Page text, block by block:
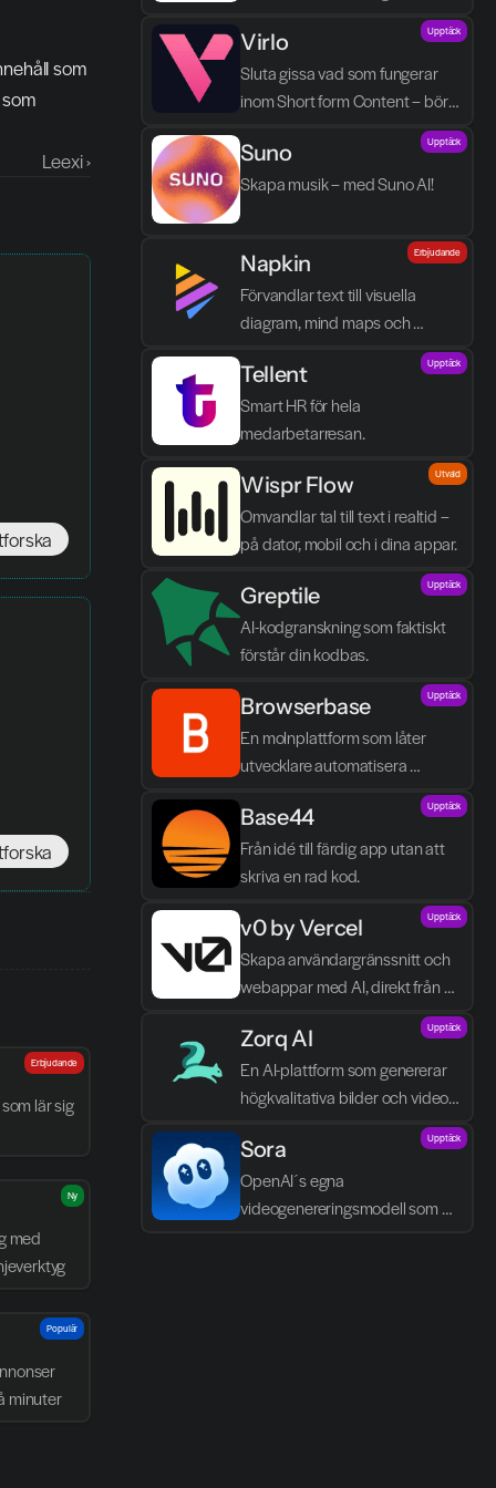
som
Leexi ›
lär sig
Erbjudande
med
Ny
minuter
Populär
processen blir enklare, tydligare
och mindre tidskrävande.
Virlo
Sluta gissa vad som fungerar
inom Short form Content – börja
Upptäck
Suno
Skapa musik – med Suno AI!
Upptäck
Napkin
Förvandlar text till visuella
diagram, mind maps och
infographics på några sekunder.
Erbjudande
Tellent
Smart HR för hela
medarbetarresan.
Upptäck
Wispr Flow
Omvandlar tal till text i realtid –
på dator, mobil och i dina appar.
Utvald
Greptile
AI-kodgranskning som faktiskt
förstår din kodbas.
Upptäck
Browserbase
En molnplattform som låter
utvecklare automatisera
webbläsaruppgifter och bygga
AI-agenter utan egen
infrastruktur.
Upptäck
Base44
Från idé till färdig app utan att
skriva en rad kod.
Upptäck
v0 by Vercel
Skapa användargränssnitt och
webappar med AI, direkt från
Upptäck
Zorq AI
En AI-plattform som genererar
högkvalitativa bilder och videor
Upptäck
Sora
OpenAI´s egna
videogenereringsmodell som
Upptäck